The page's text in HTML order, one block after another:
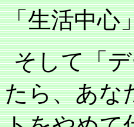
「生活中心
そして「
たら、あな